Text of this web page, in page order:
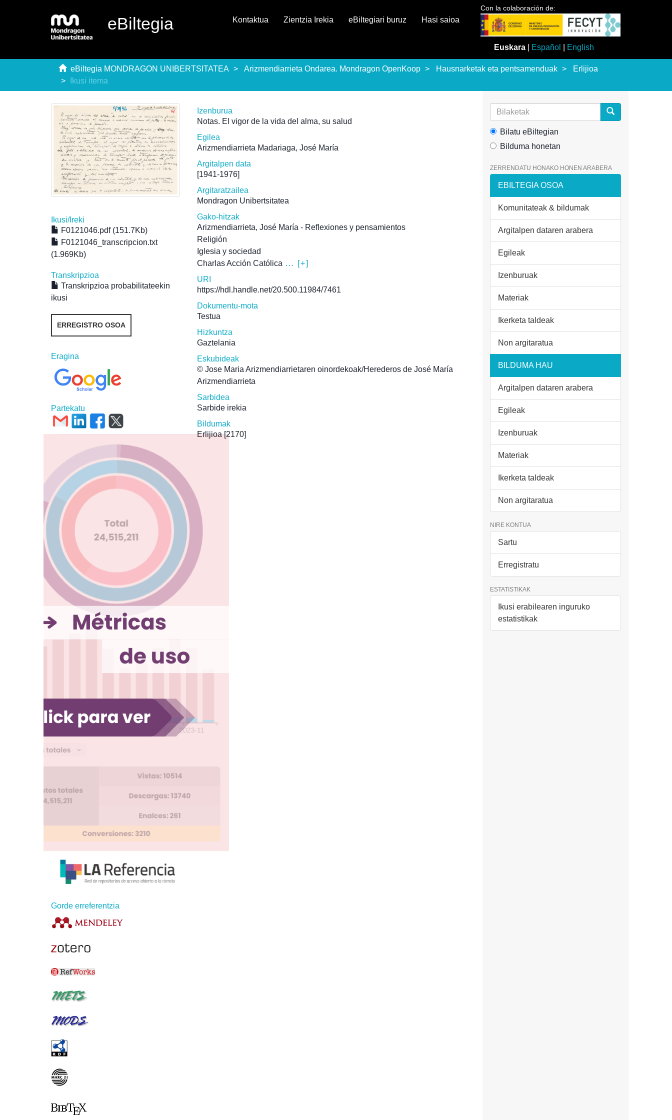
eBiltegia
Con la colaboración de:
Euskara Español English
Kontaktua Zientzia Irekia eBiltegiari buruz Hasi saioa
eBiltegia MONDRAGON UNIBERTSITATEA Arizmendiarrieta Ondarea. Mondragon OpenKoop Hausnarketak eta pentsamenduak
Erlijioa
Ikusi itema
Ikusi/Ireki
F0121046.pdf (151.7Kb)
F0121046_transcripcion.txt
(1.969Kb)
Transkripzioa
Transkripzioa probabilitateekin
ikusi
ERREGISTRO OSOA
Eragina
Partekatu
Gorde erreferentzia
Izenburua
Notas. El vigor de la vida del alma, su salud
Egilea
Arizmendiarrieta Madariaga, José María
Argitalpen data
[1941-1976]
Argitaratzailea
Mondragon Unibertsitatea
Gako-hitzak
Arizmendiarrieta, José María - Reflexiones y pensamientos
Religión
Iglesia y sociedad
Charlas Acción Católica ... [+]
URI
https://hdl.handle.net/20.500.11984/7461
Dokumentu-mota
Testua
Hizkuntza
Gaztelania
Eskubideak
© Jose Maria Arizmendiarrietaren oinordekoak/Herederos de José María
Arizmendiarrieta
Sarbidea
Sarbide irekia
Bildumak
Erlijioa[2170]
Bilatu eBiltegian
Bilduma honetan
ZERRENDATU HONAKO HONEN ARABERA
EBILTEGIA OSOA
Komunitateak & bildumak
Argitalpen dataren arabera
Egileak
Izenburuak
Materiak
Ikerketa taldeak
Non argitaratua
BILDUMA HAU
Argitalpen dataren arabera
Egileak
Izenburuak
Materiak
Ikerketa taldeak
Non argitaratua
NIRE KONTUA
Sartu
Erregistratu
ESTATISTIKAK
Ikusi erabilearen inguruko
estatistikak